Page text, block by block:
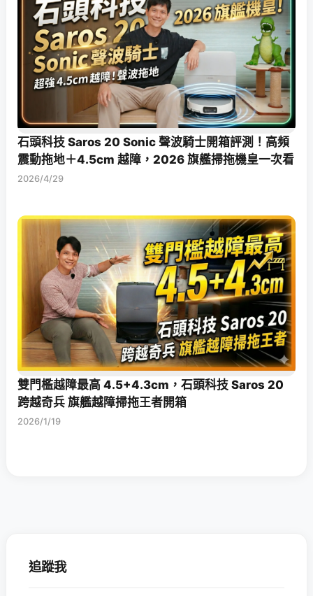
石頭科技 Saros 20 Sonic 聲波騎士開箱評測！高頻
震動拖地＋4.5cm 越障，2026 旗艦掃拖機皇一次看
2026/4/29
雙門檻越障最高 4.5+4.3cm，石頭科技 Saros 20
跨越奇兵 旗艦越障掃拖王者開箱
2026/1/19
追蹤我